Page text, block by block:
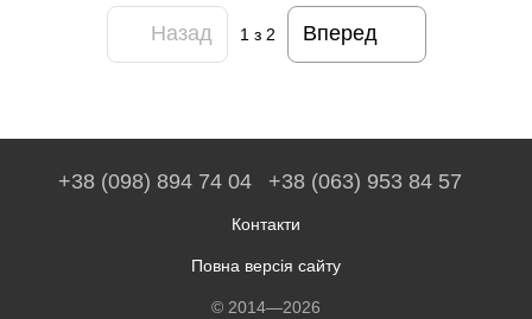
Назад 1 з 2 Вперед
+38 (098) 894 74 04 +38 (063) 953 84 57
Контакти
Повна версія сайту
© 2014—2026